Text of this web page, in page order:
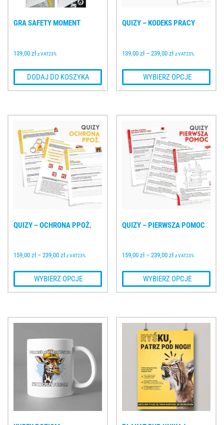
GRA SAFETY MOMENT
139,00 zł z VAT23%
DODAJ DO KOSZYKA
QUIZY – KODEKS PRACY
139,00 zł – 239,00 zł z VAT23%
WYBIERZ OPCJE
QUIZY – OCHRONA PPOŻ.
159,00 zł – 239,00 zł z VAT23%
WYBIERZ OPCJE
QUIZY – PIERWSZA POMOC
159,00 zł – 239,00 zł z VAT23%
WYBIERZ OPCJE